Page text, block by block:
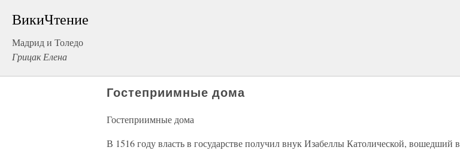
ВикиЧтение
Мадрид и Толедо
Грицак Елена
Гостеприимные дома
Гостеприимные дома
В 1516 году власть в государстве получил внук Изабеллы Католической, вошедший в